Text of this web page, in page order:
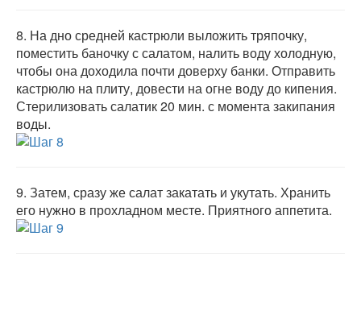
8. На дно средней кастрюли выложить тряпочку,
поместить баночку с салатом, налить воду холодную,
чтобы она доходила почти доверху банки. Отправить
кастрюлю на плиту, довести на огне воду до кипения.
Стерилизовать салатик 20 мин. с момента закипания
воды.
9. Затем, сразу же салат закатать и укутать. Хранить
его нужно в прохладном месте. Приятного аппетита.